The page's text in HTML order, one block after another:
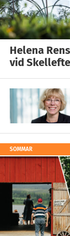
Helena
vid
SOMMAR